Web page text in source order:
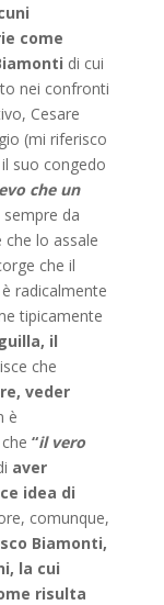
come
di cui
nei confronti
Cesare
(mi riferisco
suo congedo
che un
da
che lo assale
che il
radicalmente
tipicamente
il
che
veder
è
“il vero
aver
idea di
comunque,
Biamonti,
la cui
risulta